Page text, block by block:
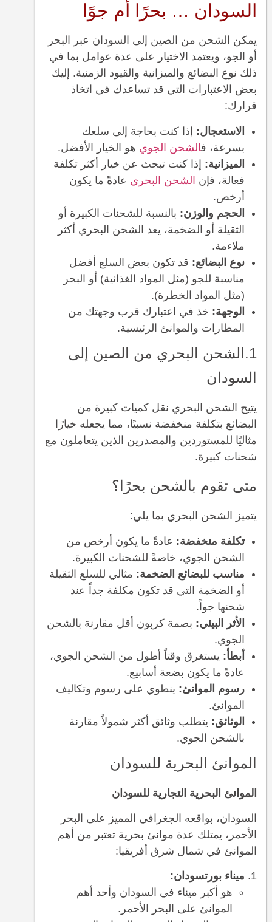
السودان … بحرًا أم جوًا
يمكن الشحن من الصين إلى السودان عبر البحر
أو الجو، ويعتمد الاختيار على عدة عوامل بما في
ذلك نوع البضائع والميزانية والقيود الزمنية. إليك
بعض الاعتبارات التي قد تساعدك في اتخاذ
قرارك:
الاستعجال: إذا كنت بحاجة إلى سلعك
بسرعة، فالشحن الجوي هو الخيار الأفضل.
الميزانية: إذا كنت تبحث عن خيار أكثر تكلفة
فعالة، فإن الشحن البحري عادةً ما يكون
أرخص.
الحجم والوزن: بالنسبة للشحنات الكبيرة أو
الثقيلة أو الضخمة، يعد الشحن البحري أكثر
ملاءمة.
نوع البضائع: قد تكون بعض السلع أفضل
مناسبة للجو (مثل المواد الغذائية) أو البحر
(مثل المواد الخطرة).
الوجهة: خذ في اعتبارك قرب وجهتك من
المطارات والموانئ الرئيسية.
1.الشحن البحري من الصين إلى
السودان
يتيح الشحن البحري نقل كميات كبيرة من
البضائع بتكلفة منخفضة نسبيًا، مما يجعله خيارًا
مثاليًا للمستوردين والمصدرين الذين يتعاملون مع
شحنات كبيرة.
متى تقوم بالشحن بحرًا؟
يتميز الشحن البحري بما يلي:
تكلفة منخفضة: عادةً ما يكون أرخص من
الشحن الجوي، خاصةً للشحنات الكبيرة.
مناسب للبضائع الضخمة: مثالي للسلع الثقيلة
أو الضخمة التي قد تكون مكلفة جداً عند
شحنها جواً.
الأثر البيئي: بصمة كربون أقل مقارنة بالشحن
الجوي.
أبطأ: يستغرق وقتاً أطول من الشحن الجوي،
عادةً ما يكون بضعة أسابيع.
رسوم الموانئ: ينطوي على رسوم وتكاليف
الموانئ.
الوثائق: يتطلب وثائق أكثر شمولاً مقارنة
بالشحن الجوي.
الموانئ البحرية للسودان
الموانئ البحرية التجارية للسودان
السودان، بواقعه الجغرافي المميز على البحر
الأحمر، يمتلك عدة موانئ بحرية تعتبر من أهم
الموانئ في شمال شرق أفريقيا:
ميناء بورتسودان:
هو أكبر ميناء في السودان وأحد أهم
الموانئ على البحر الأحمر.